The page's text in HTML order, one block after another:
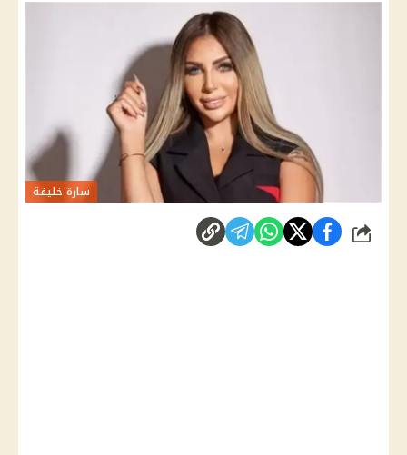
سارة خليفة
شارك